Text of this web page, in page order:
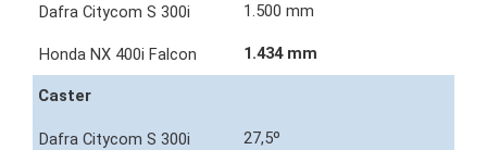
1.500 mm
1.434 mm
Caster
27,5º